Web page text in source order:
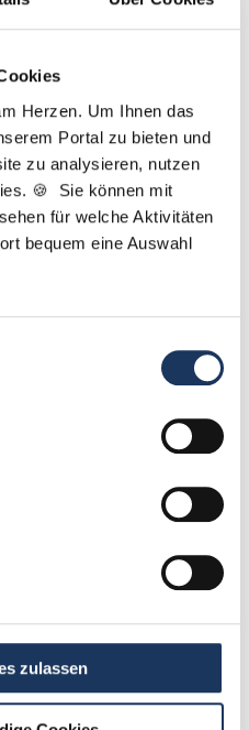
Herzen. Um Ihnen das
Portal zu bieten und
zu analysieren, nutzen
🍪 Sie können mit
für welche Aktivitäten
bequem eine Auswahl
zulassen
in der
finden wir die passende
Ihrem Profil oder
für Sie da!